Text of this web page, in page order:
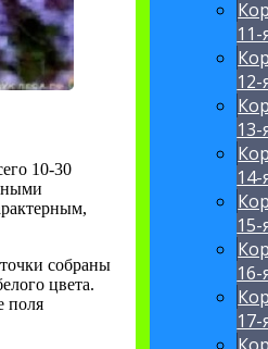
10-30
собраны
цвета.
поля